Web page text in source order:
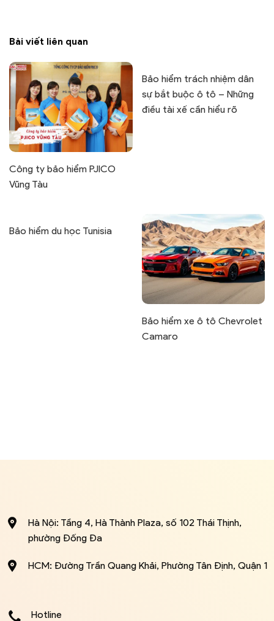
Bài viết liên quan
Công ty bảo hiểm PJICO
Vũng Tàu
Bảo hiểm trách nhiệm dân
sự bắt buộc ô tô – Những
điều tài xế cần hiểu rõ
Bảo hiểm du học Tunisia
Bảo hiểm xe ô tô Chevrolet
Camaro
Hà Nội: Tầng 4, Hà Thành Plaza, số 102 Thái Thịnh,
phường Đống Đa
HCM: Đường Trần Quang Khải, Phường Tân Định, Quận 1
Hotline